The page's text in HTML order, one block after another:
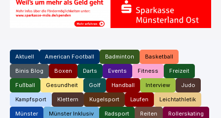
Aktuell American Football Badminton Basketball
Binis Blog Boxen Darts Events Fitness Freizeit
Fußball Gesundheit Golf Handball Interview Judo
Kampfsport Klettern Kugelsport Laufen Leichtathletik
Münster Münster Inklusiv Radsport Reiten Rollerskating